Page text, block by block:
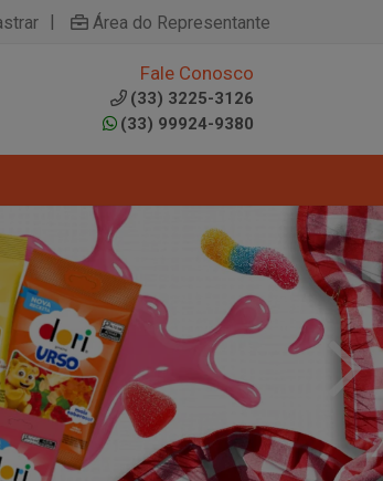
| Área do Representante
Fale Conosco
(33) 3225-3126
(33) 99924-9380